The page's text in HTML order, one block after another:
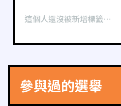
這個人還沒被新增標籤⋯
參與過的選舉